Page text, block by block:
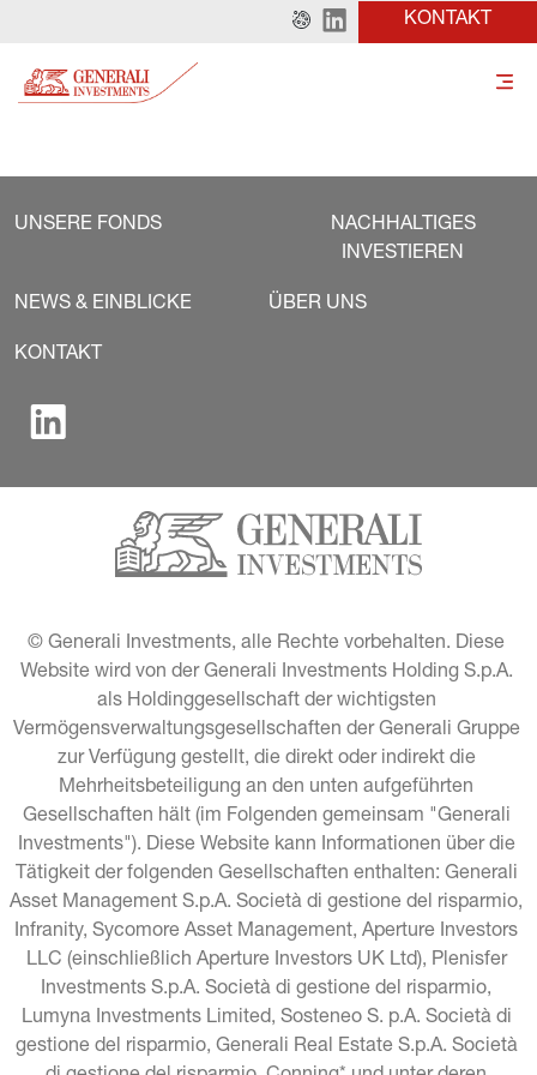
KONTAKT
UNSERE FONDS
NACHHALTIGES
INVESTIEREN
NEWS & EINBLICKE ÜBER UNS
KONTAKT
© Generali Investments, alle Rechte vorbehalten. Diese
Website wird von der Generali Investments Holding S.p.A.
als Holdinggesellschaft der wichtigsten
Vermögensverwaltungsgesellschaften der Generali Gruppe
zur Verfügung gestellt, die direkt oder indirekt die
Mehrheitsbeteiligung an den unten aufgeführten
Gesellschaften hält (im Folgenden gemeinsam "Generali
Investments"). Diese Website kann Informationen über die
Tätigkeit der folgenden Gesellschaften enthalten: Generali
Asset Management S.p.A. Società di gestione del risparmio,
Infranity, Sycomore Asset Management, Aperture Investors
LLC (einschließlich Aperture Investors UK Ltd), Plenisfer
Investments S.p.A. Società di gestione del risparmio,
Lumyna Investments Limited, Sosteneo S. p.A. Società di
gestione del risparmio, Generali Real Estate S.p.A. Società